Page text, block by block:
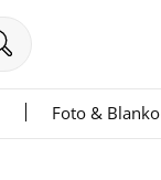
Foto & Blanko